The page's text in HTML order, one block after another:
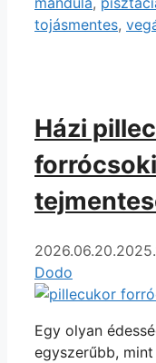
tojásmentes,
Házi
forrócsoki
2026.06.20.
Dodo
Egy olyan
egyszerűbb,